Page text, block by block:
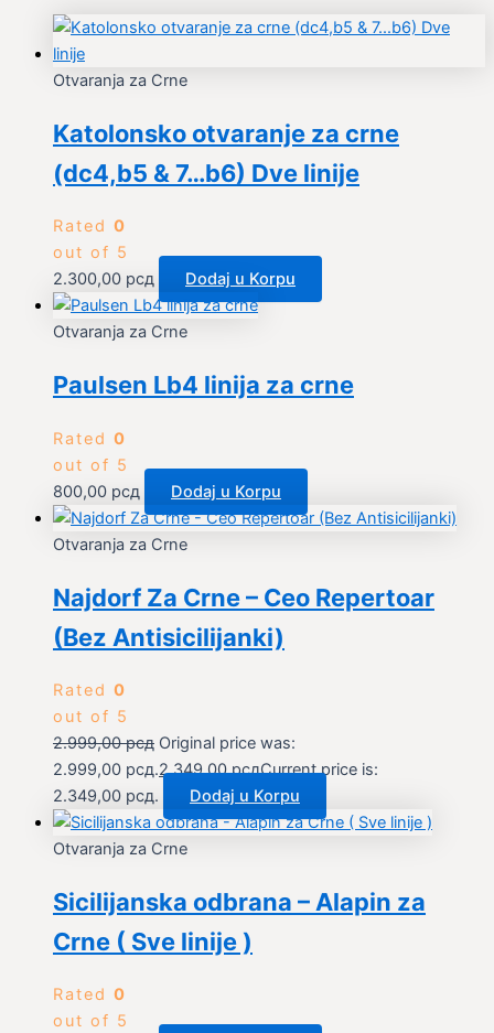
Otvaranja za Crne
Katolonsko otvaranje za crne
(dc4,b5 & 7…b6) Dve linije
Rated 0
out of 5
2.300,00 рсд Dodaj u Korpu
Otvaranja za Crne
Paulsen Lb4 linija za crne
Rated 0
out of 5
800,00 рсд Dodaj u Korpu
Otvaranja za Crne
Najdorf Za Crne – Ceo Repertoar
(Bez Antisicilijanki)
Rated 0
out of 5
2.999,00рсд Original price was:
2.999,00 рсд.2.349,00рсдCurrent price is:
2.349,00 рсд.
Dodaj u Korpu
Otvaranja za Crne
Sicilijanska odbrana – Alapin za
Crne ( Sve linije )
Rated 0
out of 5